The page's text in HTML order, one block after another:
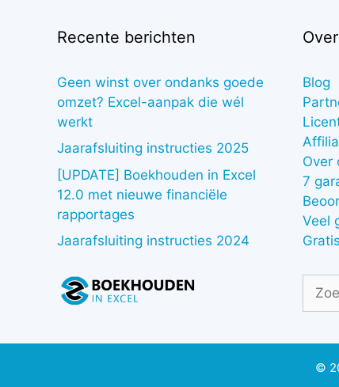
Recente berichten
Geen winst over ondanks goede
omzet? Excel-aanpak die wél
werkt
Jaarafsluiting instructies 2025
[UPDATE] Boekhouden in Excel
12.0 met nieuwe financiële
rapportages
Jaarafsluiting instructies 2024
Over
Blog
Over
7
Veel
naar:
©